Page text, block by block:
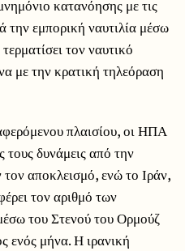
κατανόησης με τις
εμπορική ναυτιλία μέσω
τον ναυτικό
την κρατική τηλεόραση
πλαισίου, οι ΗΠΑ
τους δυνάμεις από την
αποκλεισμό, ενώ το Ιράν,
τον αριθμό των
του Στενού του Ορμούζ
ενός μήνα. Η ιρανική